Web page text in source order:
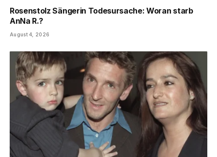
Rosenstolz Sängerin Todesursache: Woran starb
AnNa R.?
August 4, 2026